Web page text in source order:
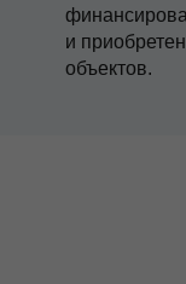
и
объектов.